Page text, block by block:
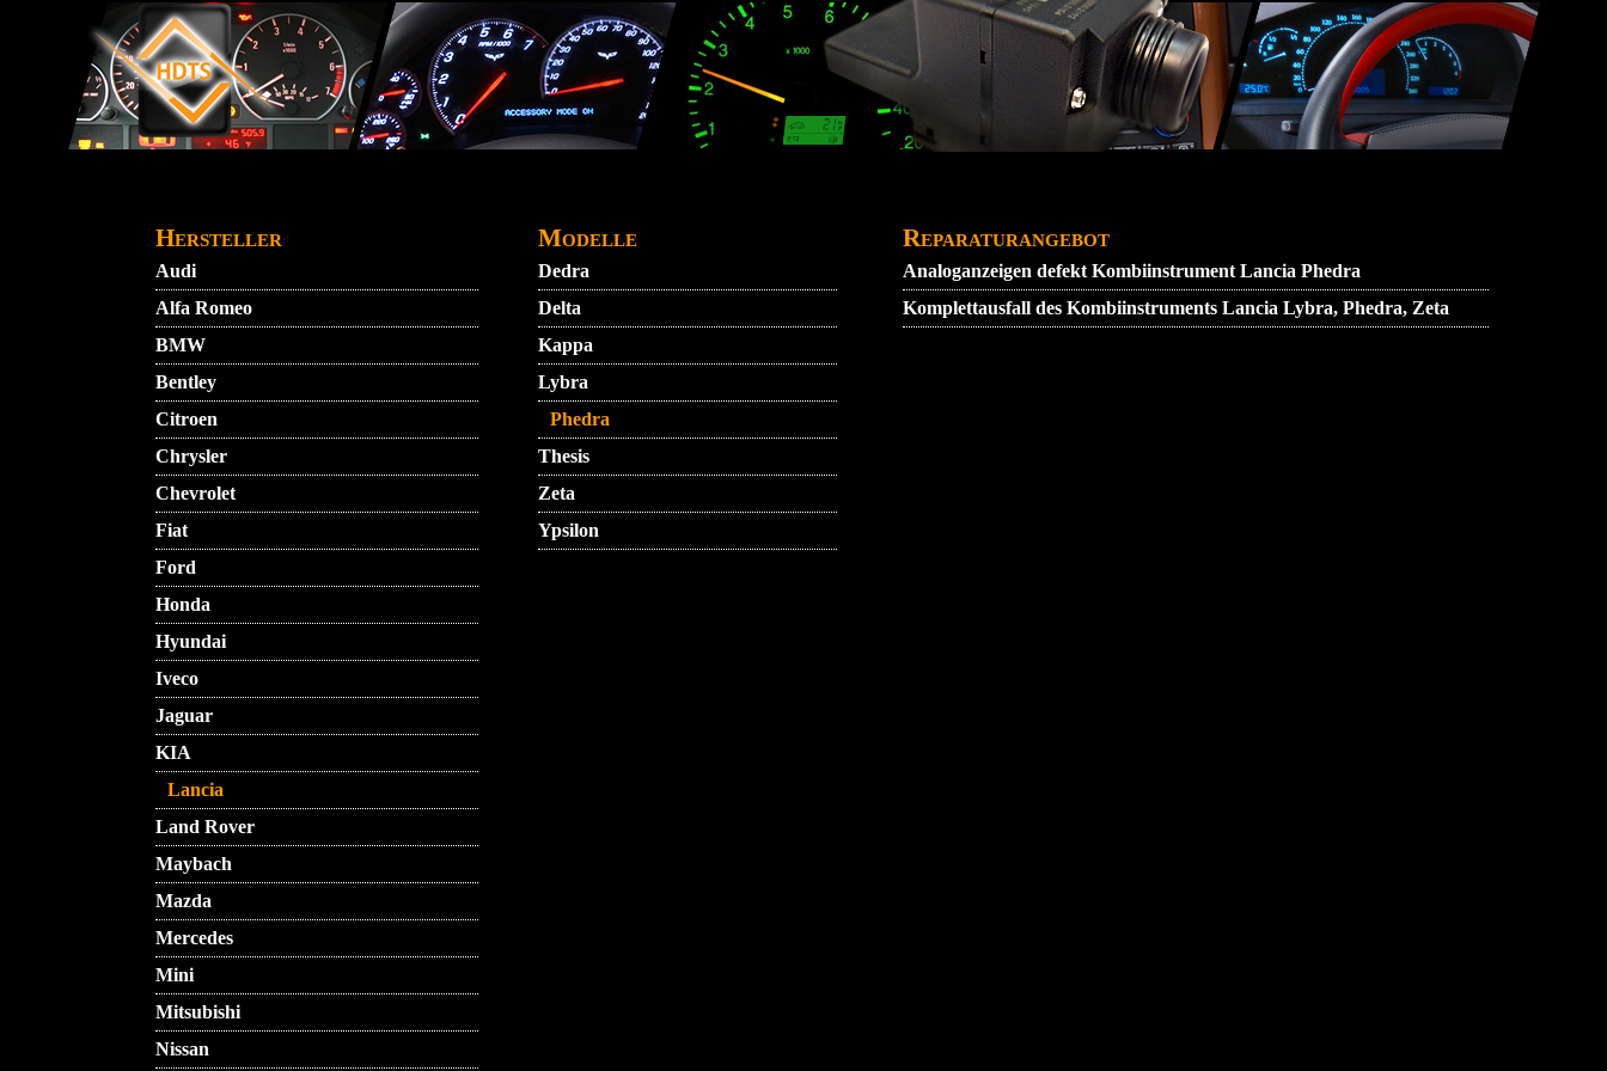
Hersteller
Audi
Alfa Romeo
BMW
Bentley
Citroen
Chrysler
Chevrolet
Fiat
Ford
Honda
Hyundai
Iveco
Jaguar
KIA
Lancia
Land Rover
Maybach
Mazda
Mercedes
Mini
Mitsubishi
Nissan
Modelle
Dedra
Delta
Kappa
Lybra
Phedra
Thesis
Zeta
Ypsilon
Reparaturangebot
Analoganzeigen defekt Kombiinstrument Lancia Phedra
Komplettausfall des Kombiinstruments Lancia Lybra, Phedra, Zeta